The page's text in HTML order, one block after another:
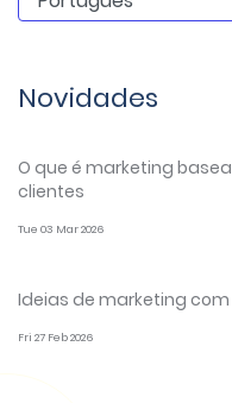
Novidades
O que é marketing
clientes
Tue 03 Mar 2026
Ideias de marketing
Fri 27 Feb 2026